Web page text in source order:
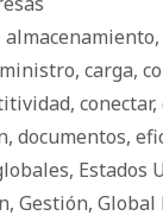
almacenamiento,
, carga,
, conectar,
, documentos,
, Estados
, Gestión, Global